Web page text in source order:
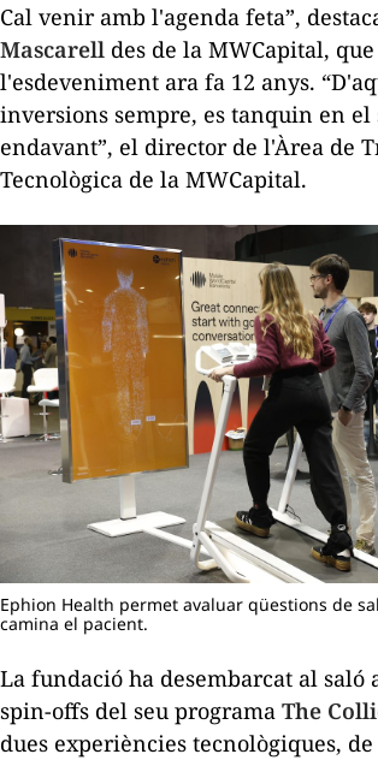
Cal venir amb l'agenda feta”,
Mascarell des de la MWCapital,
l'esdeveniment ara fa 12 anys.
inversions sempre, es tanquin en el
endavant”, el director de l'Àrea de
Tecnològica de la MWCapital.
Ephion Health permet avaluar qüestions de
camina el pacient.
La fundació ha desembarcat al saló
spin-offs del seu programa The
dues experiències tecnològiques,